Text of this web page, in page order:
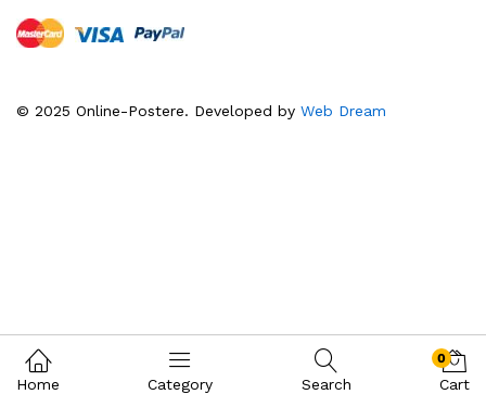
© 2025 Online-Postere. Developed by Web Dream
Home Category Search
0
Cart